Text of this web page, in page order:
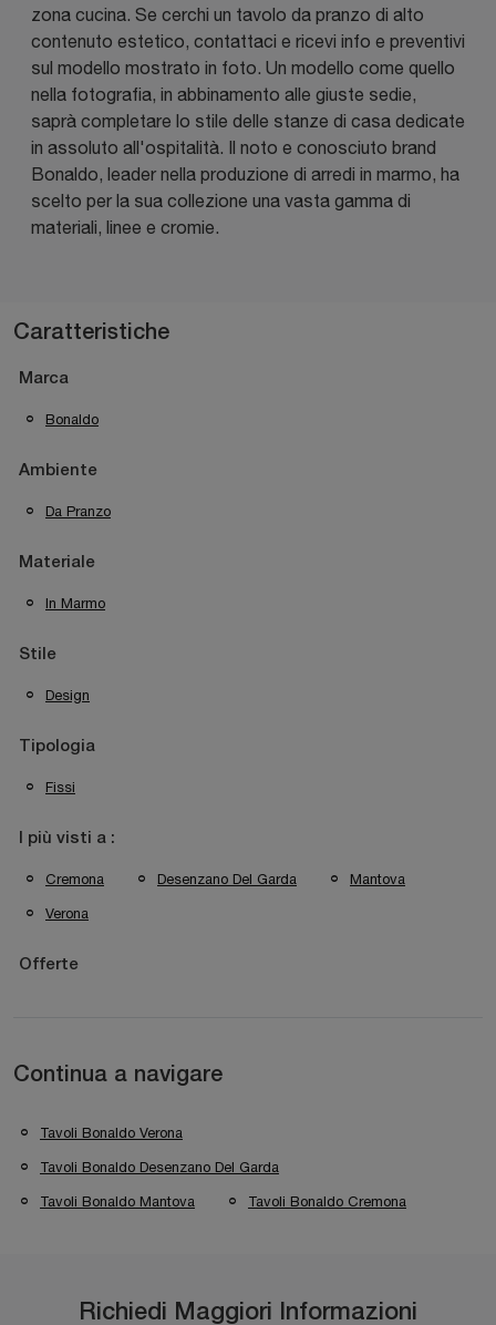
zona cucina. Se cerchi un tavolo da pranzo di alto
contenuto estetico, contattaci e ricevi info e preventivi
sul modello mostrato in foto. Un modello come quello
nella fotografia, in abbinamento alle giuste sedie,
saprà completare lo stile delle stanze di casa dedicate
in assoluto all'ospitalità. Il noto e conosciuto brand
Bonaldo, leader nella produzione di arredi in marmo, ha
scelto per la sua collezione una vasta gamma di
materiali, linee e cromie.
Caratteristiche
Marca
Bonaldo
Ambiente
Da Pranzo
Materiale
In Marmo
Stile
Design
Tipologia
Fissi
I più visti a :
Cremona Desenzano Del Garda Mantova
Verona
Offerte
Continua a navigare
Tavoli Bonaldo Verona
Tavoli Bonaldo Desenzano Del Garda
Tavoli Bonaldo Mantova Tavoli Bonaldo Cremona
Richiedi Maggiori Informazioni